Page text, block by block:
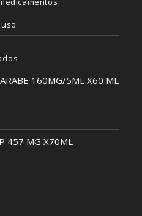
160MG/5ML X60 ML
457 MG X70ML